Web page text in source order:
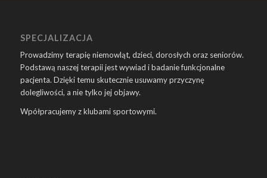
SPECJALIZACJA
Prowadzimy terapię niemowląt, dzieci, dorosłych oraz seniorów.
Podstawą naszej terapii jest wywiad i badanie funkcjonalne
pacjenta. Dzięki temu skutecznie usuwamy przyczynę
dolegliwości, a nie tylko jej objawy.
Wpółpracujemy z klubami sportowymi.